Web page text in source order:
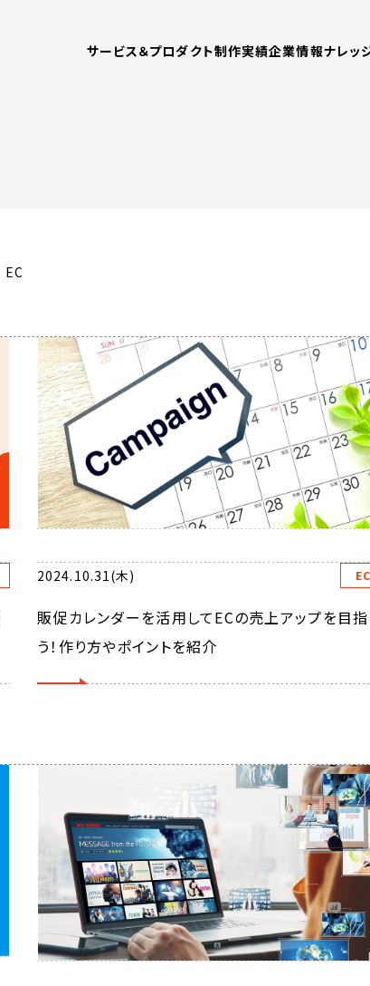
サービス＆プロダクト制作実績企業情報ナレッ
EC
2024.10.31(木) EC
販促カレンダーを活用してECの売上アップを目
う！作り方やポイントを紹介